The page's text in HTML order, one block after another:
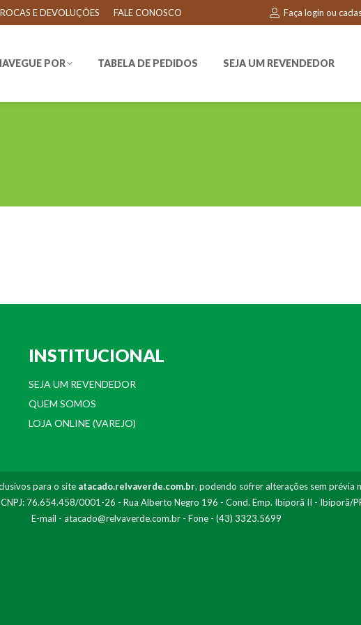
E DEVOLUÇÕES FALE CONOSCO Faça login ou
POR TABELA DE PEDIDOS SEJA UM REVENDEDOR
INSTITUCIONAL
SEJA UM REVENDEDOR
QUEM SOMOS
LOJA ONLINE (VAREJO)
para o site atacado.relvaverde.com.br, podendo sofrer alterações sem prévia
CNPJ: 76.654.458/0001-26 - Rua Alberto Negro 196 - Cond. Emp. Ibiporã II - Ibiporã/
E-mail - atacado@relvaverde.com.br- Fone - (43) 3323.5699
POR TABELA DE PEDIDOS SEJA UM REVENDEDOR